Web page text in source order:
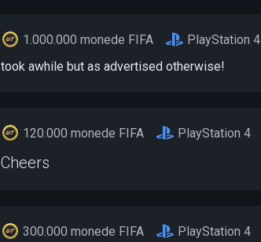
1.000.000 monede FIFA
PlayStation 4
took awhile but as advertised otherwise!
120.000 monede FIFA PlayStation 4
Cheers
300.000 monede FIFA PlayStation 4